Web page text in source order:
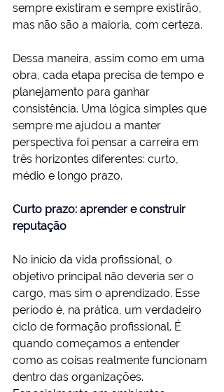
sempre existiram e sempre existirão,
mas não são a maioria, com certeza.
Dessa maneira, assim como em uma
obra, cada etapa precisa de tempo e
planejamento para ganhar
consistência. Uma lógica simples que
sempre me ajudou a manter
perspectiva foi pensar a carreira em
três horizontes diferentes: curto,
médio e longo prazo.
Curto prazo: aprender e construir
reputação
No início da vida profissional, o
objetivo principal não deveria ser o
cargo, mas sim o aprendizado. Esse
período é, na prática, um verdadeiro
ciclo de formação profissional. É
quando começamos a entender
como as coisas realmente funcionam
dentro das organizações.